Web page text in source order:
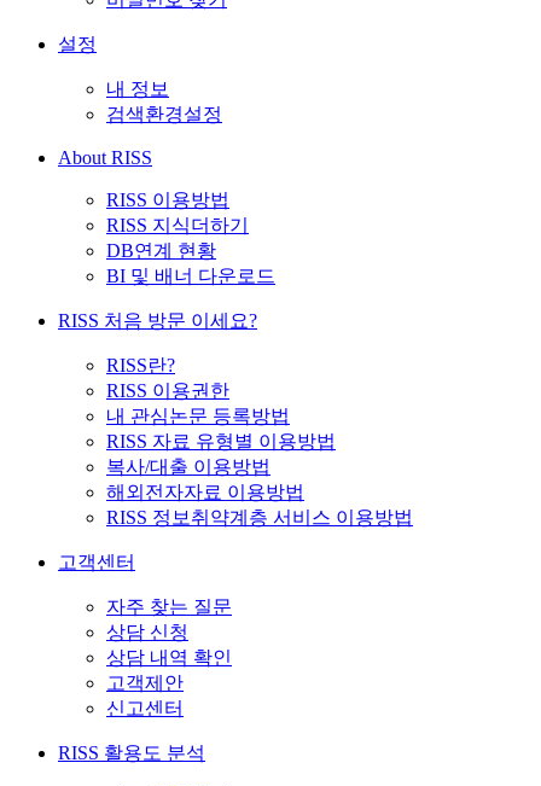
설정
내 정보
검색환경설정
About RISS
RISS 이용방법
RISS 지식더하기
DB연계 현황
BI 및 배너 다운로드
RISS 처음 방문 이세요?
RISS란?
RISS 이용권한
내 관심논문 등록방법
RISS 자료 유형별 이용방법
복사/대출 이용방법
해외전자자료 이용방법
RISS 정보취약계층 서비스 이용방법
고객센터
자주 찾는 질문
상담 신청
상담 내역 확인
고객제안
신고센터
RISS 활용도 분석